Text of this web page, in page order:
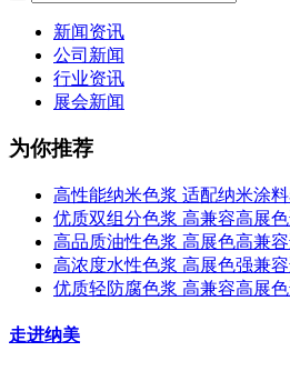
新闻资讯
公司新闻
行业资讯
展会新闻
为你推荐
高性能纳米色浆 适配纳米涂
优质双组分色浆 高兼容高展
高品质油性色浆 高展色高兼
高浓度水性色浆 高展色强兼
优质轻防腐色浆 高兼容高展
走进纳美